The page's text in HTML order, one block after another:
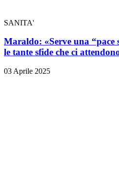
SANITA'
Maraldo: «Serve una “pace
le tante sfide che ci
03 Aprile 2025